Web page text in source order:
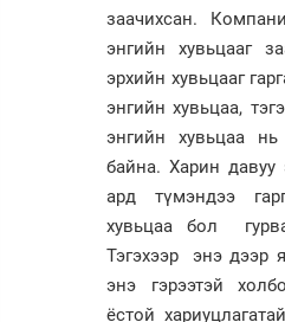
заачихсан.
энгийн хувьцааг
эрхийн хувьцааг
энгийн хувьцаа,
энгийн хувьцаа
байна. Харин давуу
ард түмэндээ
хувьцаа бол
Тэгэхээр энэ дээр
энэ гэрээтэй
ёстой